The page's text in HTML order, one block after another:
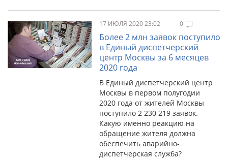
17 ИЮЛЯ 2020 23:02 0
Более 2 млн заявок поступило
в Единый диспетчерский
центр Москвы за 6 месяцев
2020 года
В Единый диспетчерский центр
Москвы в первом полугодии
2020 года от жителей Москвы
поступило 2 230 219 заявок.
Какую именно реакцию на
обращение жителя должна
обеспечить аварийно-
диспетчерская служба?